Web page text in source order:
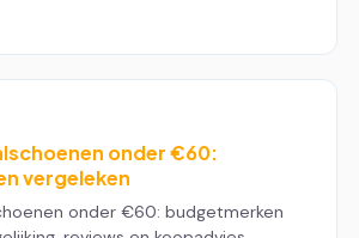
onder €60:
vergeleken
onder €60: budgetmerken